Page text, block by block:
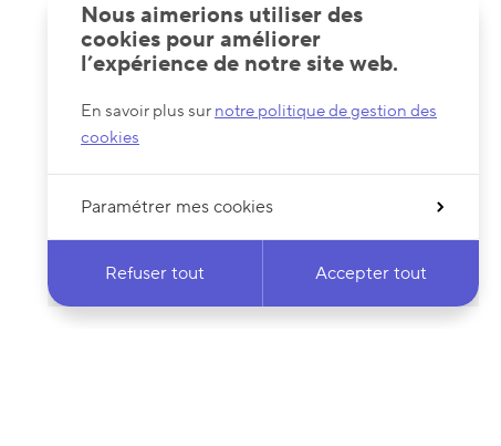
Nous aimerions utiliser des
cookies pour améliorer
l’expérience de notre site web.
En savoir plus sur notre politique de gestion des
cookies
Paramétrer mes cookies
Refuser tout Accepter tout